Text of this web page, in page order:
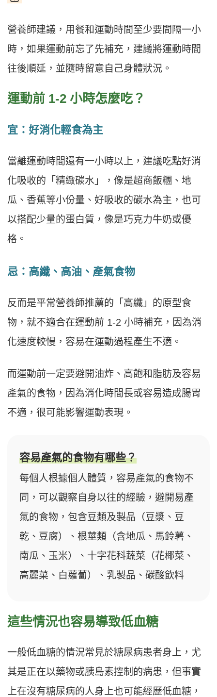
營養師建議，用餐和運動時間至少要間隔一小
時，如果運動前忘了先補充，建議將運動時間
往後順延，並隨時留意自己身體狀況。
運動前 1-2 小時怎麼吃？
宜：好消化輕食為主
當離運動時間還有一小時以上，建議吃點好消
化吸收的「精緻碳水」，像是超商飯糰、地
瓜、香蕉等小份量、好吸收的碳水為主，也可
以搭配少量的蛋白質，像是巧克力牛奶或優
格。
忌：高纖、高油、產氣食物
反而是平常營養師推薦的「高纖」的原型食
物，就不適合在運動前 1-2 小時補充，因為消
化速度較慢，容易在運動過程產生不適。
而運動前一定要避開油炸、高飽和脂肪及容易
產氣的食物，因為消化時間長或容易造成腸胃
不適，很可能影響運動表現。
容易產氣的食物有哪些？
每個人根據個人體質，容易產氣的食物不
同，可以觀察自身以往的經驗，避開易產
氣的食物，包含豆類及製品（豆漿、豆
乾、豆腐）、根莖類（含地瓜、馬鈴薯、
南瓜、玉米）、十字花科蔬菜（花椰菜、
高麗菜、白蘿蔔）、乳製品、碳酸飲料
這些情況也容易導致低血糖
一般低血糖的情況常見於糖尿病患者身上，尤
其是正在以藥物或胰島素控制的病患，但事實
上在沒有糖尿病的人身上也可能經歷低血糖，